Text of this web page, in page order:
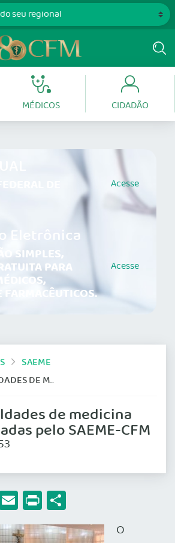
MÉDICOS CIDADÃO
DE Acesse
Eletrônica
SIMPLES,
PARA
FARMACÊUTICOS.
Acesse
SAEME
PELO SAEME-CFM
de medicina
pelo SAEME-CFM
Email
Print
O